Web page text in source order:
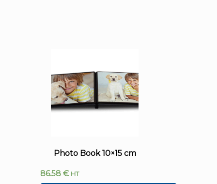
Photo Book 10×15 cm
86.58 € HT